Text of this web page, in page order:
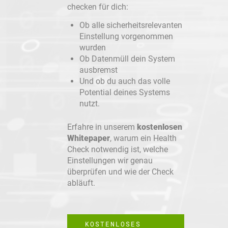
checken für dich:
Ob alle sicherheitsrelevanten
Einstellung vorgenommen
wurden
Ob Datenmüll dein System
ausbremst
Und ob du auch das volle
Potential deines Systems
nutzt.
Erfahre in unserem kostenlosen
Whitepaper, warum ein Health
Check notwendig ist, welche
Einstellungen wir genau
überprüfen und wie der Check
abläuft.
KOSTENLOSES